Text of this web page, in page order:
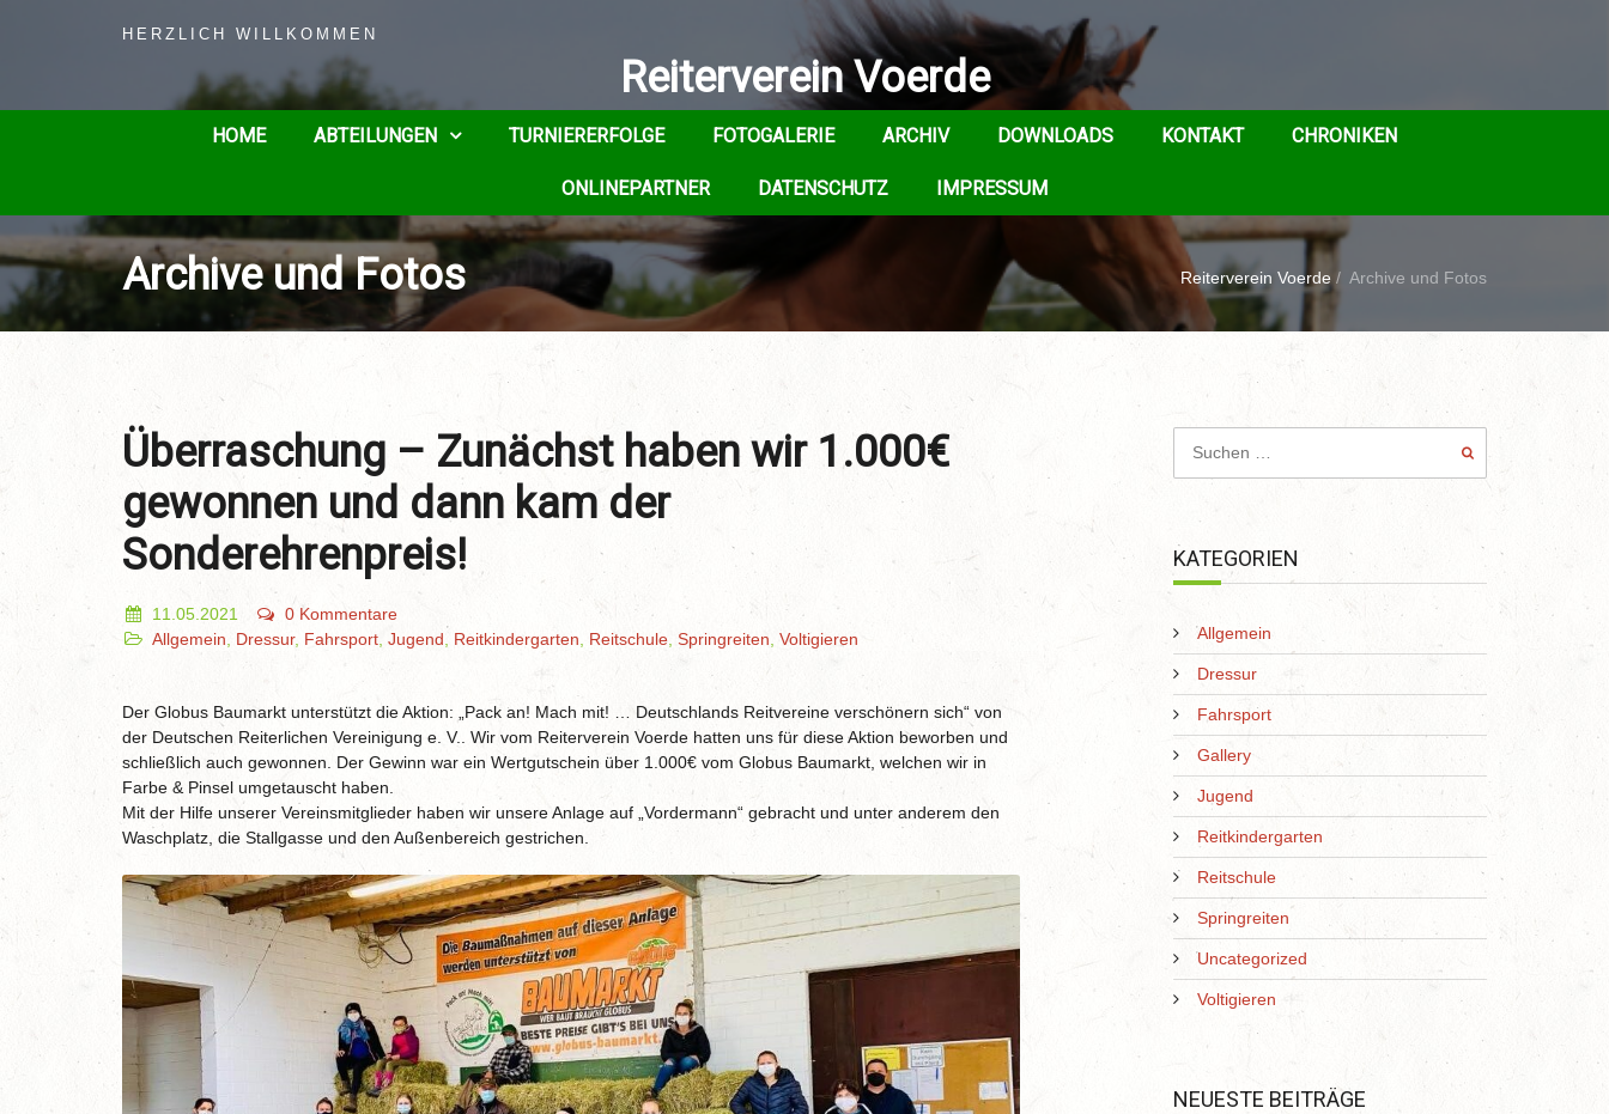
HERZLICH WILLKOMMEN
Reiterverein Voerde
HOME ABTEILUNGEN TURNIERERFOLGE FOTOGALERIE ARCHIV DOWNLOADS KONTAKT CHRONIKEN
ONLINEPARTNER DATENSCHUTZ IMPRESSUM
Archive und Fotos Reiterverein Voerde / Archive und Fotos
Überraschung – Zunächst haben wir 1.000€
gewonnen und dann kam der
Sonderehrenpreis!
11.05.2021
0 Kommentare
Allgemein
Dressur, Fahrsport Jugend Reitkindergarten Reitschule Springreiten Voltigieren
Der Globus Baumarkt unterstützt die Aktion: „Pack an! Mach mit! … Deutschlands Reitvereine verschönern sich“ von
der Deutschen Reiterlichen Vereinigung e. V.. Wir vom Reiterverein Voerde hatten uns für diese Aktion beworben und
schließlich auch gewonnen. Der Gewinn war ein Wertgutschein über 1.000€ vom Globus Baumarkt, welchen wir in
Farbe & Pinsel umgetauscht haben.
Mit der Hilfe unserer Vereinsmitglieder haben wir unsere Anlage auf „Vordermann“ gebracht und unter anderem den
Waschplatz, die Stallgasse und den Außenbereich gestrichen.
KATEGORIEN
Allgemein
Dressur
Fahrsport
Gallery
Jugend
Reitkindergarten
Reitschule
Springreiten
Uncategorized
Voltigieren
NEUESTE BEITRÄGE